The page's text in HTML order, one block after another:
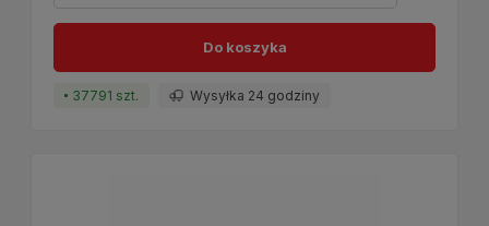
Do koszyka
37791 szt. Wysyłka 24 godziny